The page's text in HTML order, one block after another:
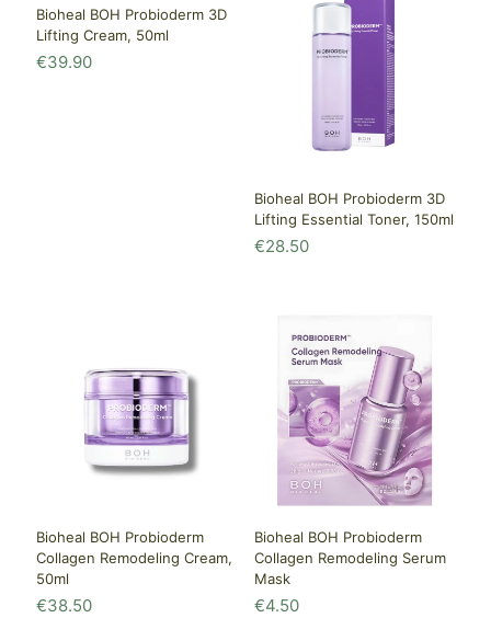
Bioheal BOH Probioderm 3D
Lifting Cream, 50ml
€39.90
Bioheal BOH Probioderm 3D
Lifting Essential Toner, 150ml
€28.50
Bioheal BOH Probioderm
Collagen Remodeling Cream,
50ml
€38.50
Bioheal BOH Probioderm
Collagen Remodeling Serum
Mask
€4.50